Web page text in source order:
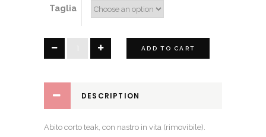
Taglia
Ursula
quantity
ADD TO CART
DESCRIPTION
Abito corto teak, con nastro in vita (rimovibile).